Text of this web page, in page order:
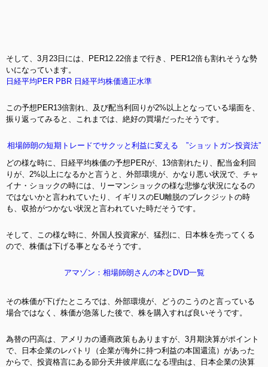
そして、3月23日には、PER12.22倍まで行き、PER12倍も割れそうな勢
いになっています。
日経平均PER PBR 日経平均株価適正水準
この予想PER13倍割れ、及び配当利回りが2%以上となっている場面を、
振り返ってみると、これまでは、絶好の買場だったそうです。
相場師朗の短期トレードでサクッと利益に変える ”ショットガン投資法”
どの様な時に、日経平均株価の予想PERが、13倍割れたり、配当金利回
りが、2%以上になるかと言うと、外部環境が、かなり悪い状況で、チャ
イナ・ショックの時には、リーマンショックの様な悲惨な状況になるの
ではないかと言われていたり、イギリスのEU離脱のブレクジットの時
も、収拾がつかない状況と言われていた時だそうです。
そして、この様な時に、外国人投資家が、猛烈に、日本株を売ってくる
ので、株価は下げる事となるそうです。
アマゾン：相場師朗さんの本とDVD一覧
その株価が下げたところでは、外部環境が、どうのこうのと言っている
場合ではなく、株価が急落した後で、株を購入すれば良いそうです。
為替の円高は、アメリカの通商政策もありますが、3月期決算がポイント
で、日本企業のレパトリ（企業が海外に持つ利益の本国還流）があった
からで、投資格言にある節分天井彼岸底になる理由は、日本企業の決算